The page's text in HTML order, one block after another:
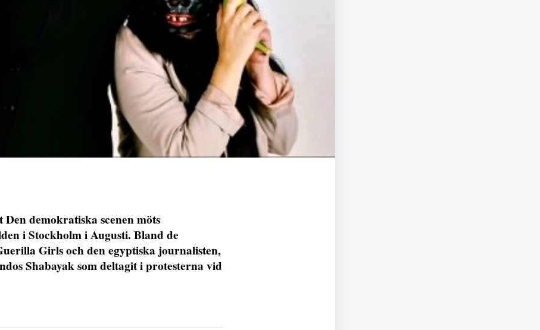
demokratiska scenen möts
i Stockholm i Augusti. Bland de
Girls och den egyptiska journalisten,
Shabayak som deltagit i protesterna vid